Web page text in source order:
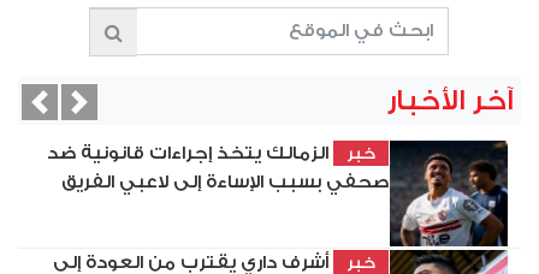
آخر الأخبار
خبر
الزمالك يتخذ إجراءات قانونية ضد
صحفي بسبب الإساءة إلى لاعبي الفريق
خبر
أشرف داري يقترب من العودة إلى
Next